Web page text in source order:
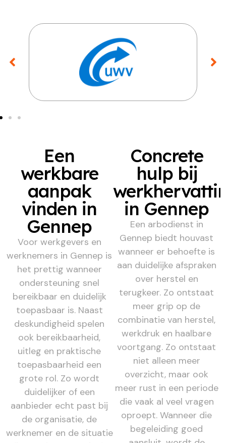
Een
werkbare
aanpak
vinden in
Gennep
Voor werkgevers en
werknemers in Gennep is
het prettig wanneer
ondersteuning snel
bereikbaar en duidelijk
toepasbaar is. Naast
deskundigheid spelen
ook bereikbaarheid,
uitleg en praktische
toepasbaarheid een
grote rol. Zo wordt
duidelijker of een
aanbieder echt past bij
de organisatie, de
werknemer en de situatie
Concrete
hulp bij
in Gennep
Een arbodienst in
Gennep biedt houvast
wanneer er behoefte is
aan duidelijke afspraken
over herstel en
terugkeer. Zo ontstaat
meer grip op de
combinatie van herstel,
werkdruk en haalbare
voortgang. Zo ontstaat
niet alleen meer
overzicht, maar ook
meer rust in een periode
die vaak al veel vragen
oproept. Wanneer die
begeleiding goed